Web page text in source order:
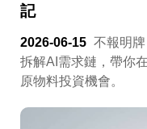
記
2026-06-15 不報明
拆解AI需求鏈，帶你
原物料投資機會。